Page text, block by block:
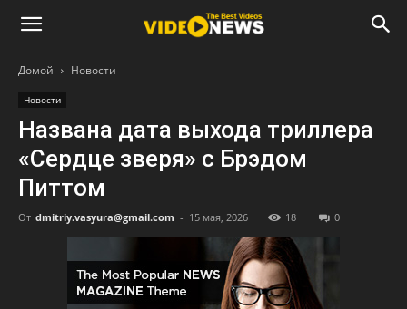
Домой Новости
Новости
Названа дата выхода триллера
«Сердце зверя» с Брэдом
Питтом
От dmitriy.vasyura@gmail.com - 15 мая, 2026 18 0